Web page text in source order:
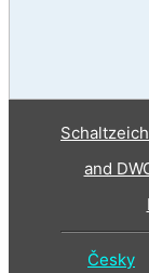
and
Česky